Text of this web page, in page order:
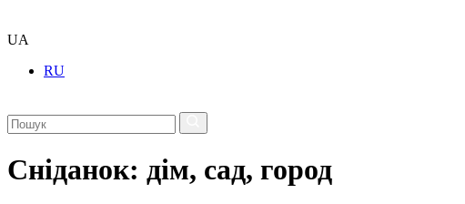
UA
RU
Сніданок: дім, сад, город